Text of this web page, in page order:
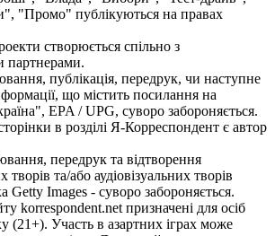
"Промо" публікуються на правах
створюється спільно з
партнерами.
публікація, передрук, чи наступне
що містить посилання на
EPA / UPG, суворо забороняється.
в розділі Я-Корреспондент є автор
передрук та відтворення
творів та/або аудіовізуальних творів
Getty Images - суворо забороняється.
korrespondent.net призначені для осіб
(21+). Участь в азартних іграх може